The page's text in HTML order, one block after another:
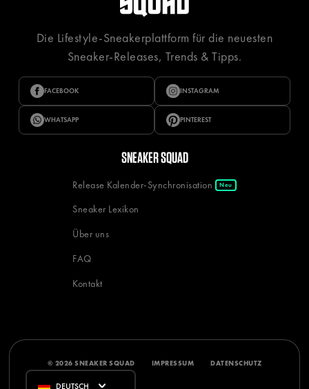
Die Lifestyle-Sneakerplattform für die neuesten
Sneaker-Releases, Trends & Tipps.
FACEBOOK INSTAGRAM
WHATSAPP PINTEREST
SNEAKER SQUAD
Release Kalender-Synchronisation Neu
Sneaker Lexikon
Über uns
FAQ
Kontakt
© 2026 SNEAKER SQUAD IMPRESSUM DATENSCHUTZ
DEUTSCH